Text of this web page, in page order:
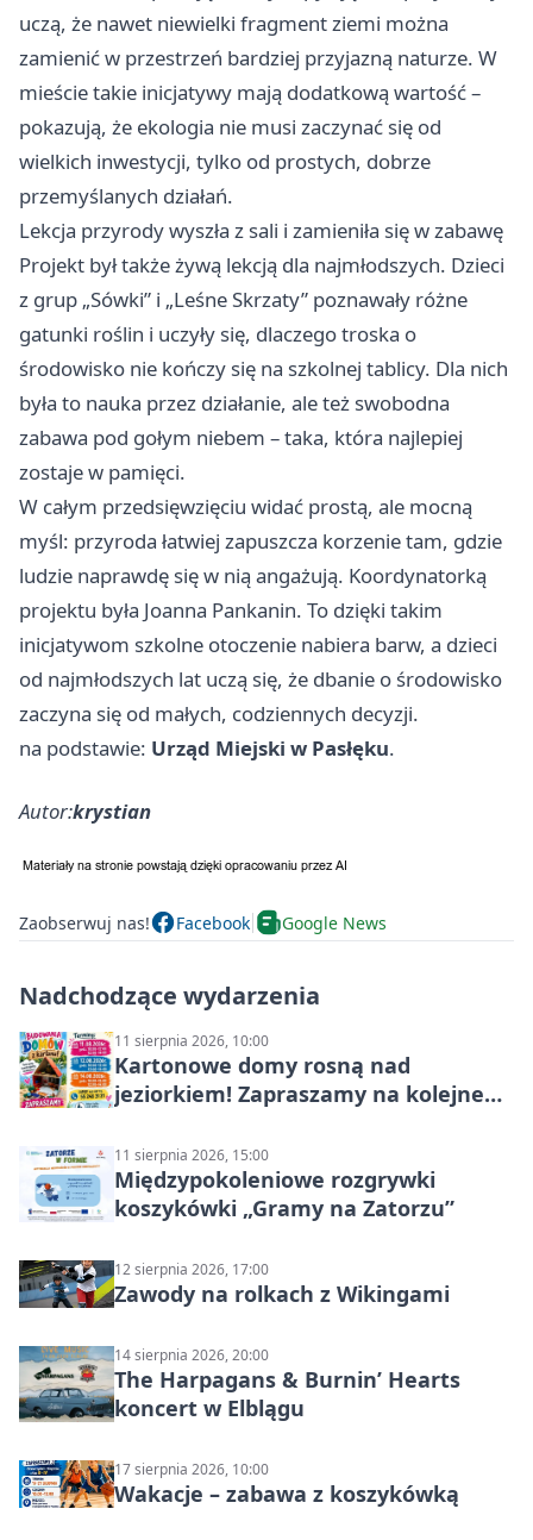
uczą, że nawet niewielki fragment ziemi można
zamienić w przestrzeń bardziej przyjazną naturze. W
mieście takie inicjatywy mają dodatkową wartość –
pokazują, że ekologia nie musi zaczynać się od
wielkich inwestycji, tylko od prostych, dobrze
przemyślanych działań.
Lekcja przyrody wyszła z sali i zamieniła się w zabawę
Projekt był także żywą lekcją dla najmłodszych. Dzieci
z grup „Sówki” i „Leśne Skrzaty” poznawały różne
gatunki roślin i uczyły się, dlaczego troska o
środowisko nie kończy się na szkolnej tablicy. Dla nich
była to nauka przez działanie, ale też swobodna
zabawa pod gołym niebem – taka, która najlepiej
zostaje w pamięci.
W całym przedsięwzięciu widać prostą, ale mocną
myśl: przyroda łatwiej zapuszcza korzenie tam, gdzie
ludzie naprawdę się w nią angażują. Koordynatorką
projektu była Joanna Pankanin. To dzięki takim
inicjatywom szkolne otoczenie nabiera barw, a dzieci
od najmłodszych lat uczą się, że dbanie o środowisko
zaczyna się od małych, codziennych decyzji.
na podstawie: Urząd Miejski w Pasłęku.
Autor:krystian
Zaobserwuj nas! Facebook Google News
Nadchodzące wydarzenia
11 sierpnia 2026, 10:00
Kartonowe domy rosną nad
jeziorkiem! Zapraszamy na kolejne
11 sierpnia 2026, 15:00
Międzypokoleniowe rozgrywki
koszykówki „Gramy na Zatorzu”
12 sierpnia 2026, 17:00
Zawody na rolkach z Wikingami
14 sierpnia 2026, 20:00
The Harpagans & Burnin’ Hearts
koncert w Elblągu
17 sierpnia 2026, 10:00
Wakacje – zabawa z koszykówką